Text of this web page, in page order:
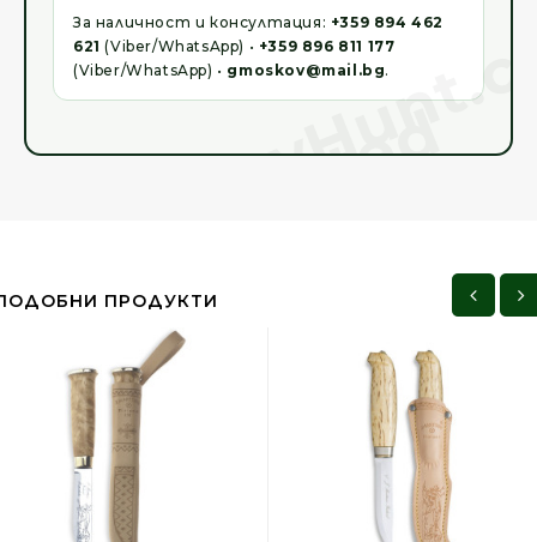
За наличност и консултация: +359 894 462
621 (Viber/WhatsApp) • +359 896 811 177
(Viber/WhatsApp) • gmoskov@mail.bg.
ПРОДУКТИ